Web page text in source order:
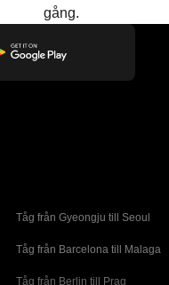
gång.
Tåg från Gyeongju till Seoul
Tåg från Barcelona till Malaga
Tåg från Berlin till Prag